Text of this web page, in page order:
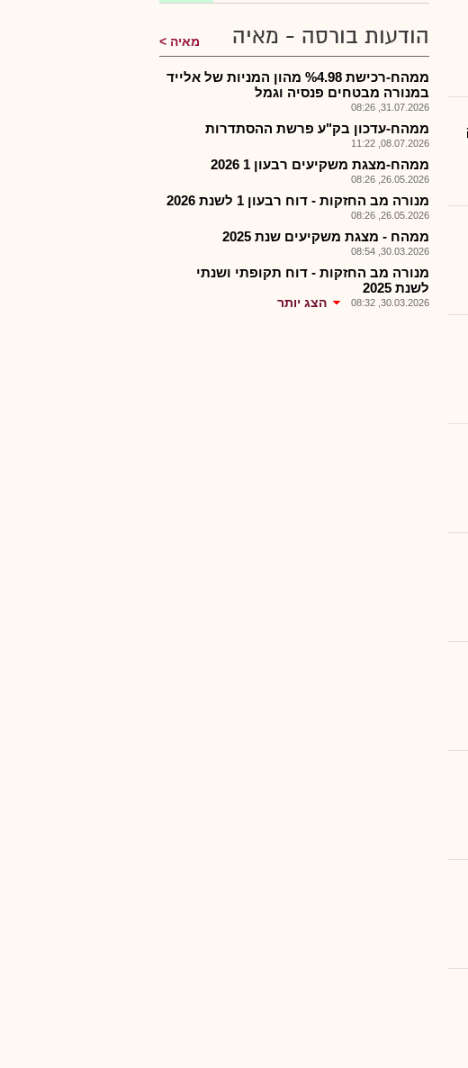
הודעות בורסה - מאיה מאיה
ממהח-רכישת %4.98 מהון המניות של אלייד
במנורה מבטחים פנסיה וגמל
31.07.2026, 08:26
ממהח-עדכון בק"ע פרשת ההסתדרות
08.07.2026, 11:22
ממהח-מצגת משקיעים רבעון 1 2026
26.05.2026, 08:26
מנורה מב החזקות - דוח רבעון 1 לשנת 2026
26.05.2026, 08:26
ממהח - מצגת משקיעים שנת 2025
30.03.2026, 08:54
מנורה מב החזקות - דוח תקופתי ושנתי
לשנת 2025
30.03.2026, 08:32 הצג יותר